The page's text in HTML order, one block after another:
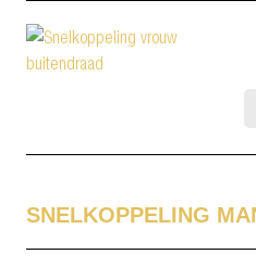
SNELKOPPELING